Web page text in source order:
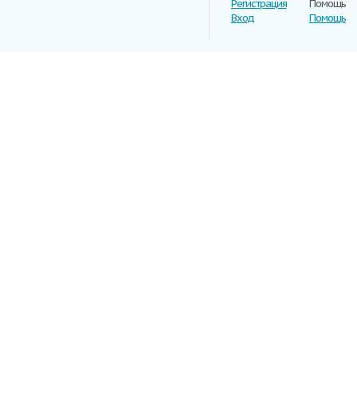
Регистрация
Вход
Помощь
Помощь